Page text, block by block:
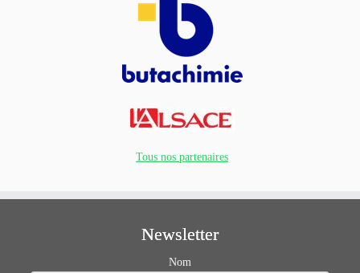
Tous nos partenaires
Newsletter
Nom